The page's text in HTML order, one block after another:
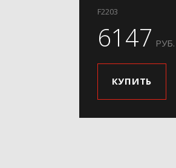
F2203
6147 РУБ.
КУПИТЬ